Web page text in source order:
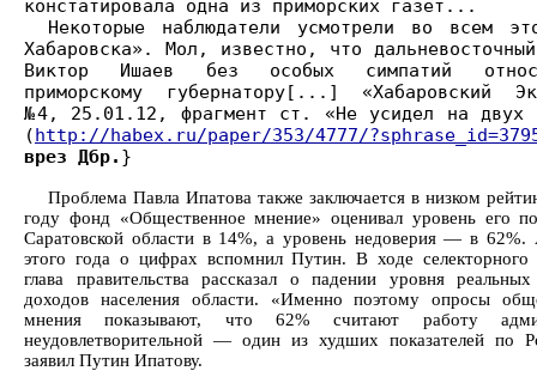
констатировала одна из приморских газет...
Некоторые наблюдатели усмотрели во всем
Хабаровска». Мол, известно, что
Виктор Ишаев без особых симпатий
приморскому губернатору[...] «Хабаровский
№4, 25.01.12, фрагмент ст. «Не усидел на двух
(http://habex.ru/paper/353/4777/
врез Дбр. }
Проблема Павла Ипатова также заключается в низком
году фонд «Общественное мнение» оценивал уровень его
Саратовской области в 14%, а уровень недоверия — в 62%.
этого года о цифрах вспомнил Путин. В ходе селекторного
глава правительства рассказал о падении уровня
доходов населения области. «Именно поэтому опросы
мнения показывают, что 62% считают работу
неудовлетворительной — один из худших показателей по
заявил Путин Ипатову.